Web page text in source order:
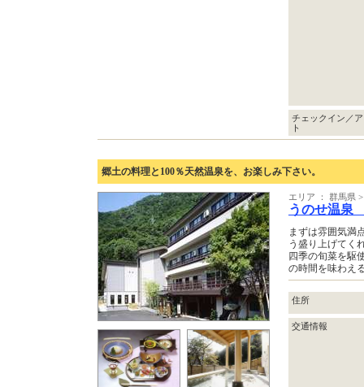
チェックイン／
ト
郷土の料理と100％天然温泉を、お楽しみ下さい。
エリア ： 群馬県
うのせ温泉
まずは雰囲気満
う盛り上げてく
四季の旬菜を駆
の時間を味わえ
住所
交通情報